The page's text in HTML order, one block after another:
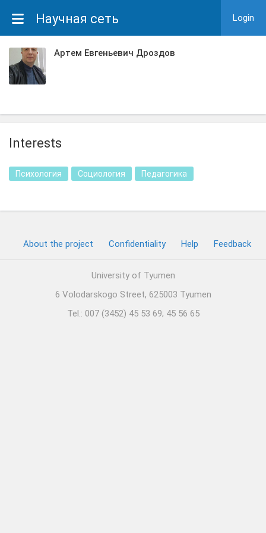
Научная сеть Login
Артем Евгеньевич Дроздов
Interests
Психология Социология Педагогика
About the project Confidentiality Help Feedback
University of Tyumen
6 Volodarskogo Street, 625003 Tyumen
Tel.: 007 (3452) 45 53 69; 45 56 65